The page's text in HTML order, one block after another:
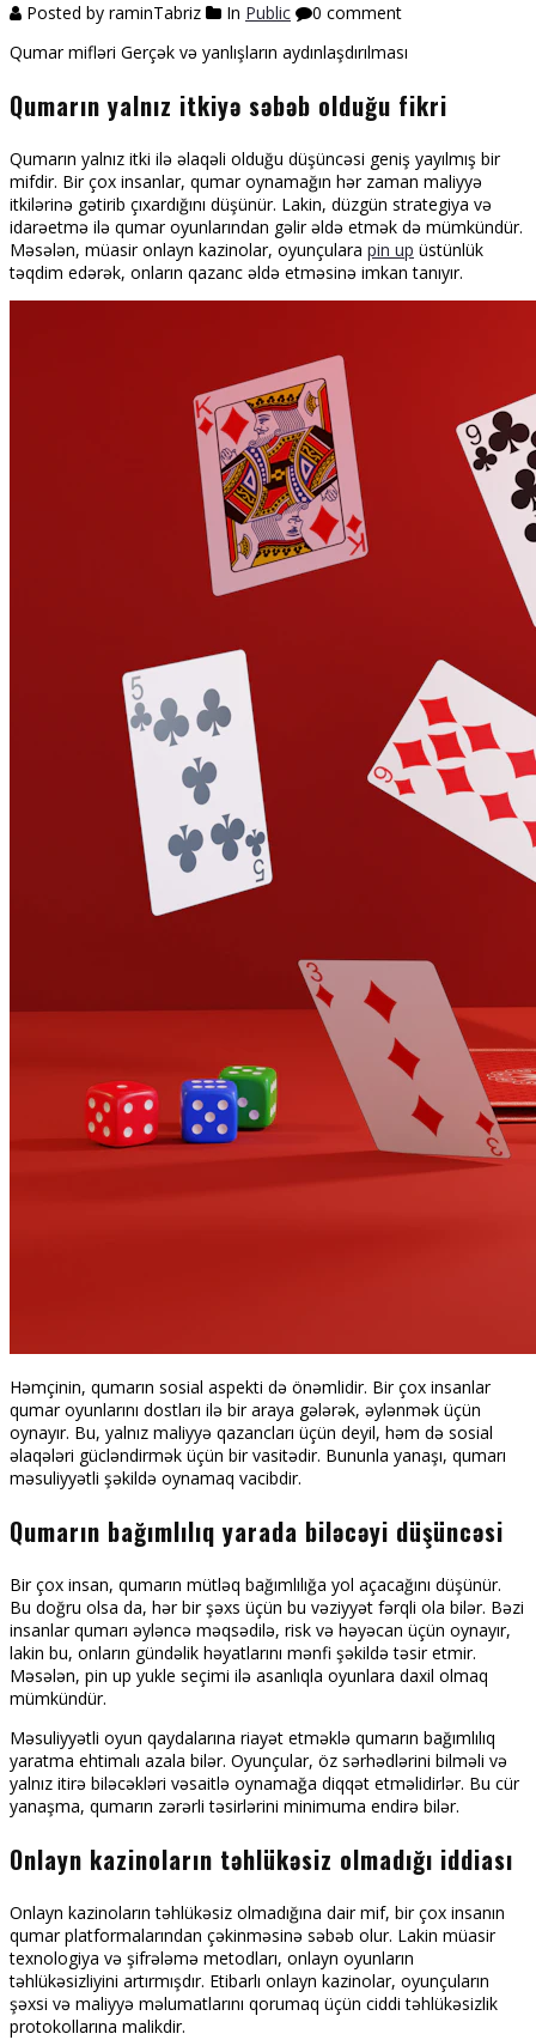
Posted by raminTabriz
In Public
0 comment
Qumar mifləri Gerçək və yanlışların aydınlaşdırılması
Qumarın yalnız itkiyə səbəb olduğu fikri
Qumarın yalnız itki ilə əlaqəli olduğu düşüncəsi geniş yayılmış bir
mifdir. Bir çox insanlar, qumar oynamağın hər zaman maliyyə
itkilərinə gətirib çıxardığını düşünür. Lakin, düzgün strategiya və
idarəetmə ilə qumar oyunlarından gəlir əldə etmək də mümkündür.
Məsələn, müasir onlayn kazinolar, oyunçulara pin up üstünlük
təqdim edərək, onların qazanc əldə etməsinə imkan tanıyır.
Həmçinin, qumarın sosial aspekti də önəmlidir. Bir çox insanlar
qumar oyunlarını dostları ilə bir araya gələrək, əylənmək üçün
oynayır. Bu, yalnız maliyyə qazancları üçün deyil, həm də sosial
əlaqələri gücləndirmək üçün bir vasitədir. Bununla yanaşı, qumarı
məsuliyyətli şəkildə oynamaq vacibdir.
Qumarın bağımlılıq yarada biləcəyi düşüncəsi
Bir çox insan, qumarın mütləq bağımlılığa yol açacağını düşünür.
Bu doğru olsa da, hər bir şəxs üçün bu vəziyyət fərqli ola bilər. Bəzi
insanlar qumarı əyləncə məqsədilə, risk və həyəcan üçün oynayır,
lakin bu, onların gündəlik həyatlarını mənfi şəkildə təsir etmir.
Məsələn, pin up yukle seçimi ilə asanlıqla oyunlara daxil olmaq
mümkündür.
Məsuliyyətli oyun qaydalarına riayət etməklə qumarın bağımlılıq
yaratma ehtimalı azala bilər. Oyunçular, öz sərhədlərini bilməli və
yalnız itirə biləcəkləri vəsaitlə oynamağa diqqət etməlidirlər. Bu cür
yanaşma, qumarın zərərli təsirlərini minimuma endirə bilər.
Onlayn kazinoların təhlükəsiz olmadığı iddiası
Onlayn kazinoların təhlükəsiz olmadığına dair mif, bir çox insanın
qumar platformalarından çəkinməsinə səbəb olur. Lakin müasir
texnologiya və şifrələmə metodları, onlayn oyunların
təhlükəsizliyini artırmışdır. Etibarlı onlayn kazinolar, oyunçuların
şəxsi və maliyyə məlumatlarını qorumaq üçün ciddi təhlükəsizlik
protokollarına malikdir.